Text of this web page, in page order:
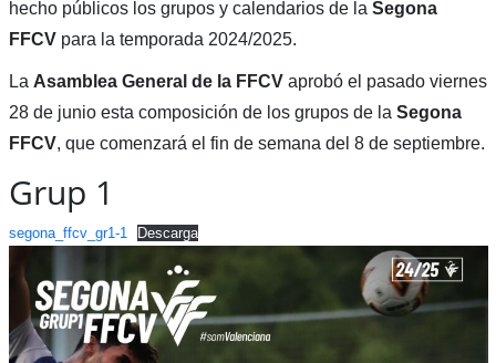
hecho públicos los grupos y calendarios de la Segona
FFCVpara la temporada 2024/2025.
La Asamblea General de la FFCVaprobó el pasado viernes
28 de junio esta composición de los grupos de la Segona
FFCV, que comenzará el fin de semana del 8 de septiembre.
Grup 1
segona_ffcv_gr1-1 Descarga